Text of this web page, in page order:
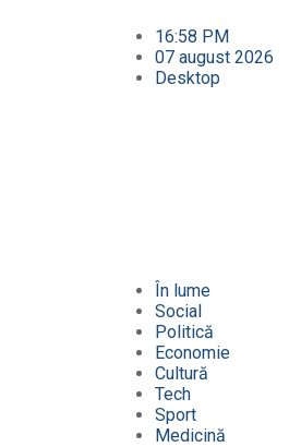
16:58 PM
07 august 2026
Desktop
În lume
Social
Politică
Economie
Cultură
Tech
Sport
Medicină